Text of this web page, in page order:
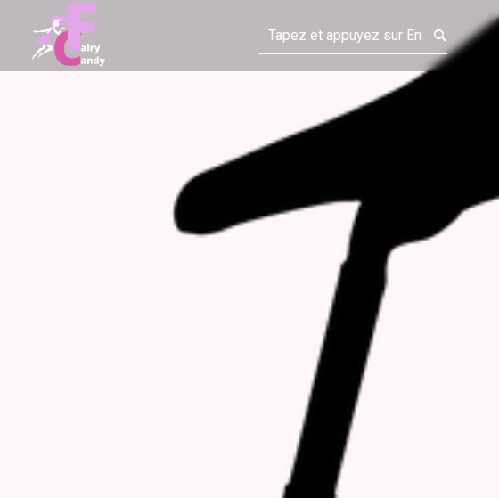
LE VÉLO FIXIE : UN TOUT NOUVEAU MODÈLE POUR SON ENTRAÎNEMENT
Blog d'une fée